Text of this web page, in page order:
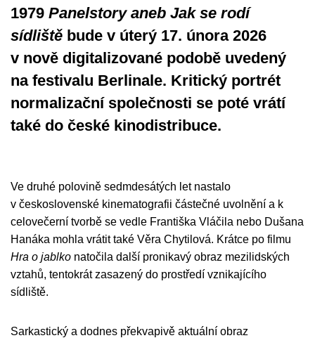
1979 Panelstory aneb Jak se rodí
sídliště bude v úterý 17. února 2026
v nově digitalizované podobě uvedený
na festivalu Berlinale. Kritický portrét
normalizační společnosti se poté vrátí
také do české kinodistribuce.
Ve druhé polovině sedmdesátých let nastalo
v československé kinematografii částečné uvolnění a k
celovečerní tvorbě se vedle Františka Vláčila nebo Dušana
Hanáka mohla vrátit také Věra Chytilová. Krátce po filmu
Hra o jablko natočila další pronikavý obraz mezilidských
vztahů, tentokrát zasazený do prostředí vznikajícího
sídliště.
Sarkastický a dodnes překvapivě aktuální obraz